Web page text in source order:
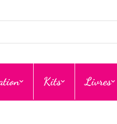
Kits Livres